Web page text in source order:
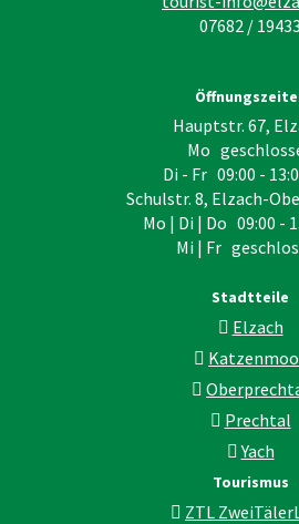
07682 / 19433
Hauptstr. 67,
Mo
Di - Fr 09:00 -
Schulstr. 8, Elzach-
Mo | Di | Do 09:00 -
Mi | Fr
Stadtteile
Elzach
Prechtal
Yach
Tourismus
ZTL